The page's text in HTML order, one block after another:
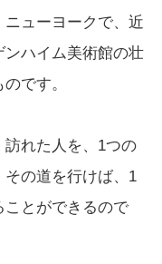
ューヨークで、近
ハイム美術館の壮
です。
れた人を、1つの
の道を行けば、1
とができるので